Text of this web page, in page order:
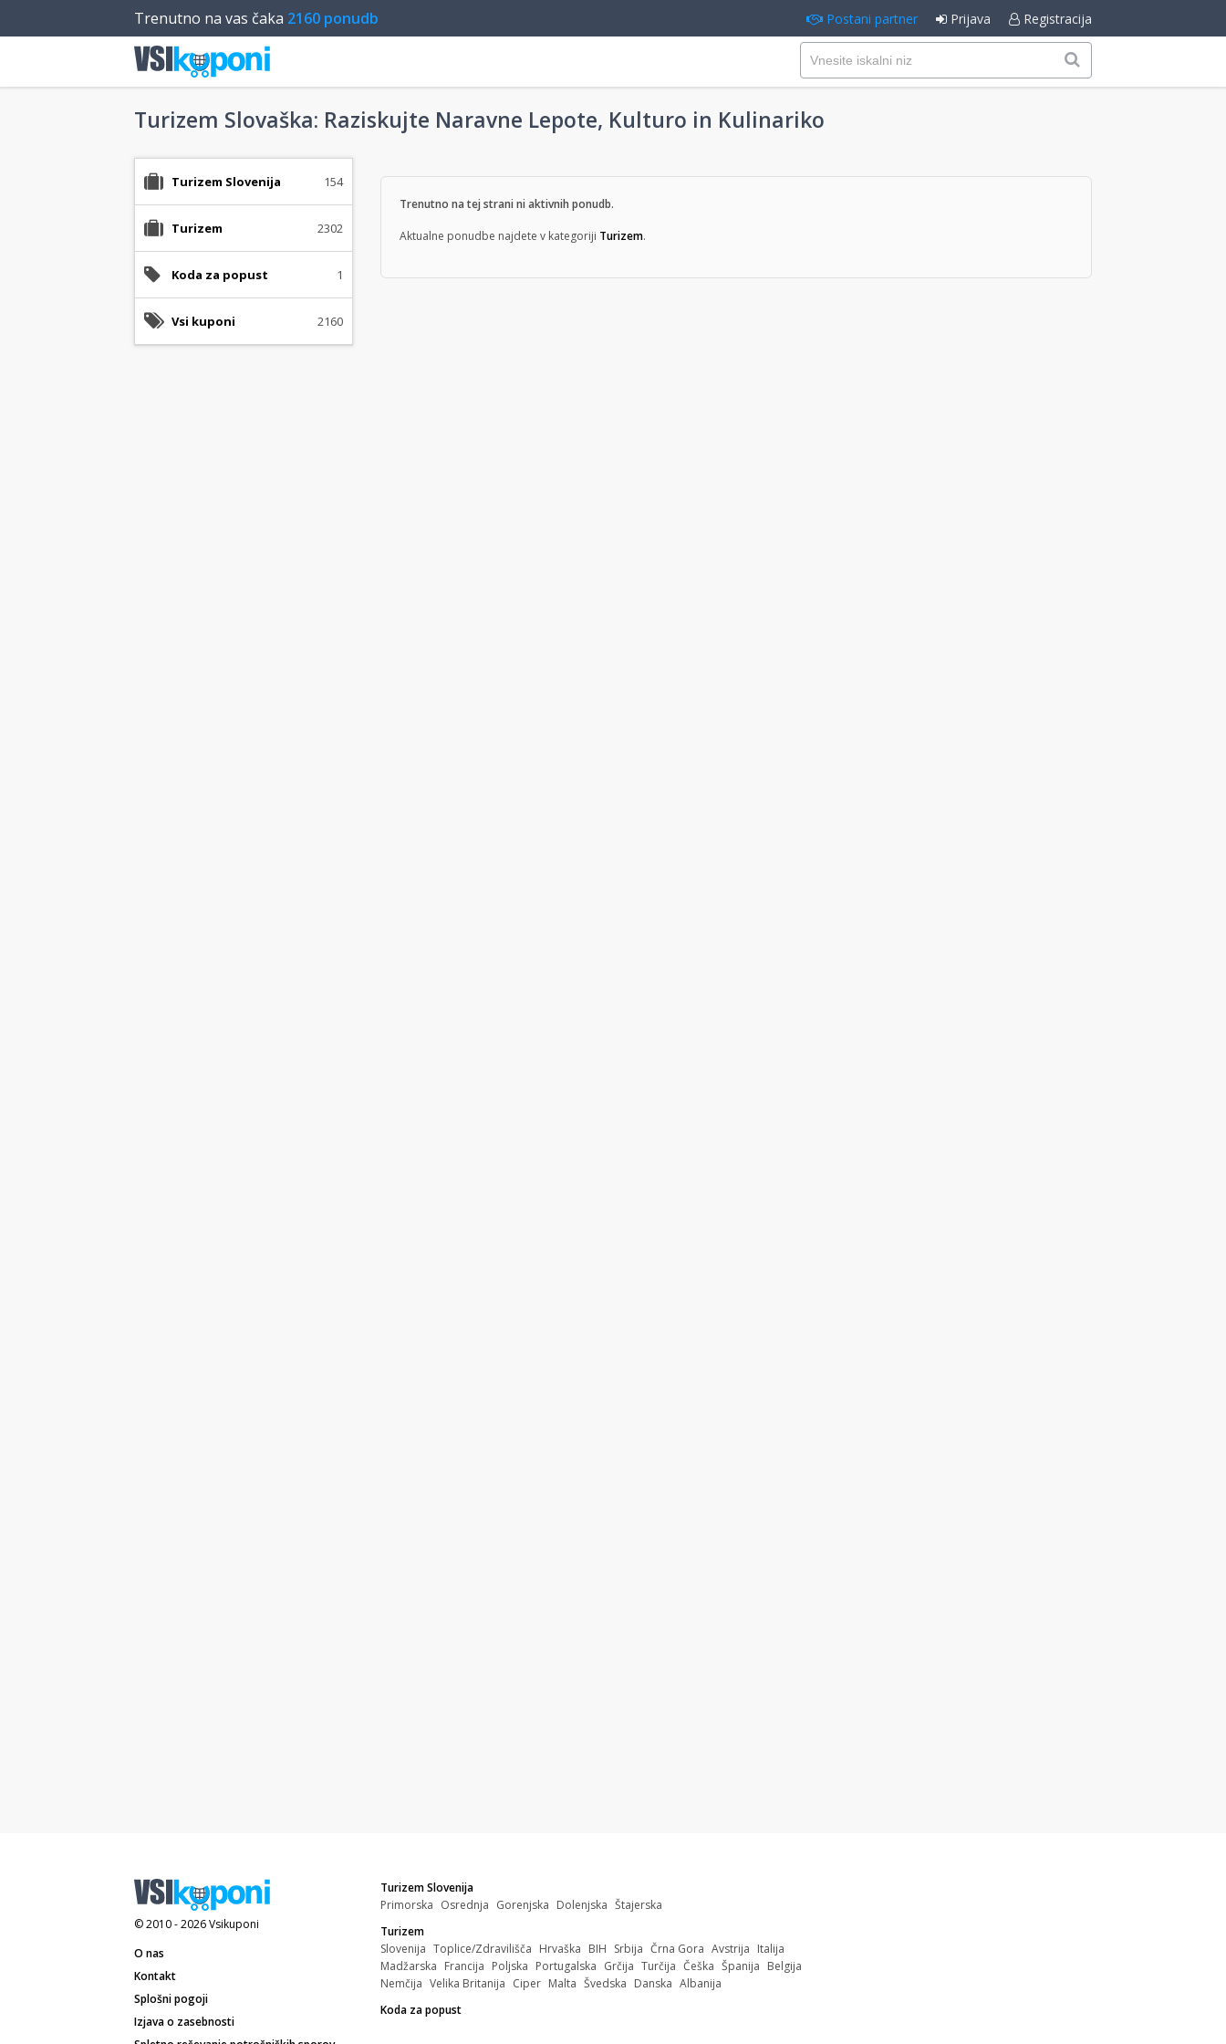
Trenutno na vas čaka 2160 ponudb Postani partner Prijava Registracija
Turizem Slovaška: Raziskujte Naravne Lepote, Kulturo in Kulinariko
Turizem Slovenija 154
Turizem 2302
Koda za popust 1
Vsi kuponi 2160
Trenutno na tej strani ni aktivnih ponudb.
Aktualne ponudbe najdete v kategoriji Turizem.
© 2010 - 2026Vsikuponi
O nas
Kontakt
Splošni pogoji
Izjava o zasebnosti
Turizem Slovenija
Primorska Osrednja Gorenjska Dolenjska Štajerska
Turizem
Slovenija Toplice/Zdravilišča Hrvaška BIH Srbija Črna Gora Avstrija Italija
Madžarska Francija Poljska Portugalska Grčija Turčija Češka Španija Belgija
Nemčija Velika Britanija Ciper Malta Švedska Danska Albanija
Koda za popust